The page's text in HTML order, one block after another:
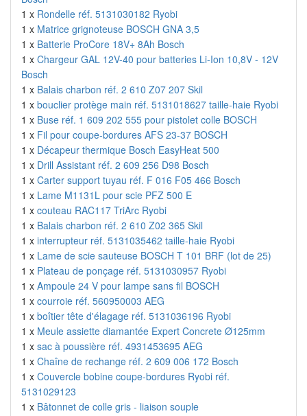
1 x Rondelle réf. 5131030182 Ryobi
1 x Matrice grignoteuse BOSCH GNA 3,5
1 x Batterie ProCore 18V+ 8Ah Bosch
1 x Chargeur GAL 12V-40 pour batteries Li-Ion 10,8V - 12V
Bosch
1 x Balais charbon réf. 2 610 Z07 207 Skil
1 x bouclier protège main réf. 5131018627 taille-haie Ryobi
1 x Buse réf. 1 609 202 555 pour pistolet colle BOSCH
1 x Fil pour coupe-bordures AFS 23-37 BOSCH
1 x Décapeur thermique Bosch EasyHeat 500
1 x Drill Assistant réf. 2 609 256 D98 Bosch
1 x Carter support tuyau réf. F 016 F05 466 Bosch
1 x Lame M1131L pour scie PFZ 500 E
1 x couteau RAC117 TriArc Ryobi
1 x Balais charbon réf. 2 610 Z02 365 Skil
1 x interrupteur réf. 5131035462 taille-haie Ryobi
1 x Lame de scie sauteuse BOSCH T 101 BRF (lot de 25)
1 x Plateau de ponçage réf. 5131030957 Ryobi
1 x Ampoule 24 V pour lampe sans fil BOSCH
1 x courroie réf. 560950003 AEG
1 x boîtier tête d'élagage réf. 5131036196 Ryobi
1 x Meule assiette diamantée Expert Concrete Ø125mm
1 x sac à poussière réf. 4931453695 AEG
1 x Chaîne de rechange réf. 2 609 006 172 Bosch
1 x Couvercle bobine coupe-bordures Ryobi réf.
5131029123
1 x Bâtonnet de colle gris - liaison souple